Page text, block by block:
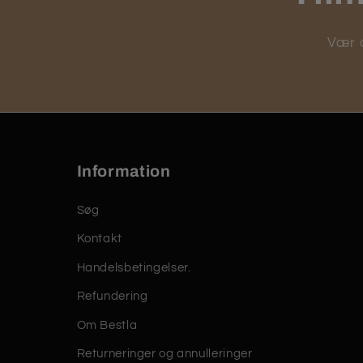
Vær
Information
Søg
Kontakt
Handelsbetingelser.
Refundering
Om Bestla
Returneringer og annulleringer